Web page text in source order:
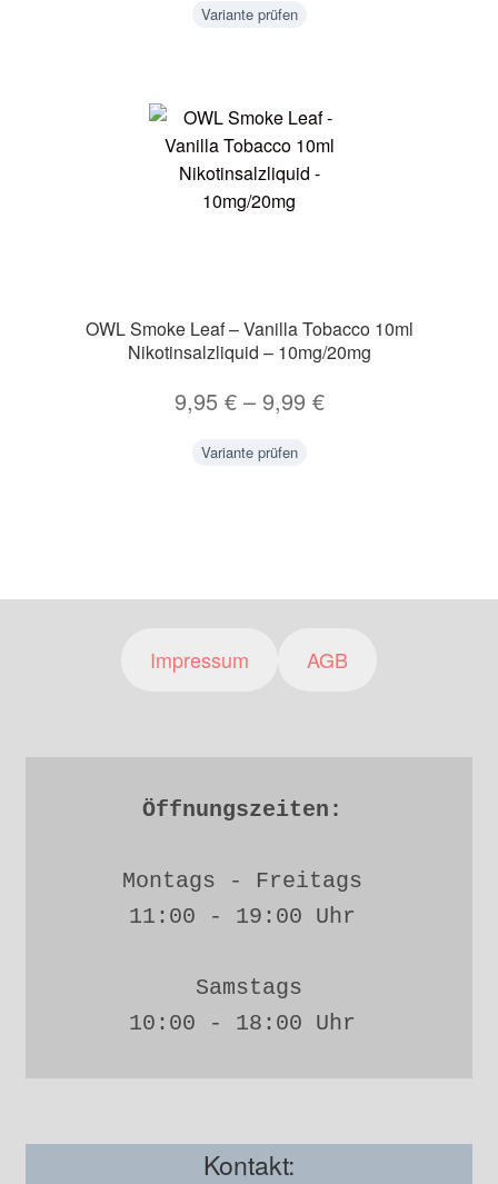
Variante prüfen
OWL Smoke Leaf – Vanilla Tobacco 10ml
Nikotinsalzliquid – 10mg/20mg
9,95 €– 9,99 €
Variante prüfen
Impressum AGB
Öffnungszeiten:
Montags - Freitags
11:00 - 19:00 Uhr
Samstags
10:00 - 18:00 Uhr
Kontakt: